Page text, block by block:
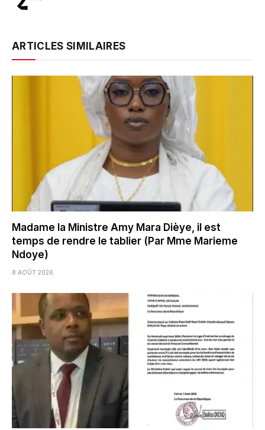
ARTICLES SIMILAIRES
Madame la Ministre Amy Mara Dièye, il est
temps de rendre le tablier (Par Mme Marieme
Ndoye)
8 AOÛT 2026